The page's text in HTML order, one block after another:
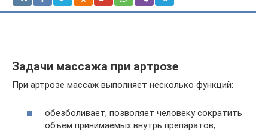
Задачи массажа при артрозе
При артрозе массаж выполняет несколько функций:
обезболивает, позволяет человеку сократить
объем принимаемых внутрь препаратов;